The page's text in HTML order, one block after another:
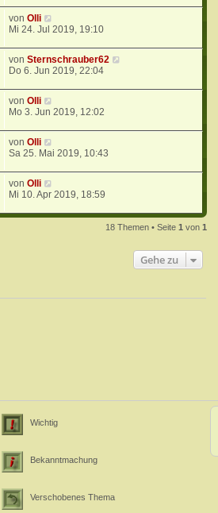
vonOlli
Mi 24. Jul 2019, 19:10
vonSternschrauber62
Do 6. Jun 2019, 22:04
vonOlli
Mo 3. Jun 2019, 12:02
vonOlli
Sa 25. Mai 2019, 10:43
vonOlli
Mi 10. Apr 2019, 18:59
18 Themen • Seite1 von1
Gehe zu
Wichtig
Bekanntmachung
Verschobenes Thema